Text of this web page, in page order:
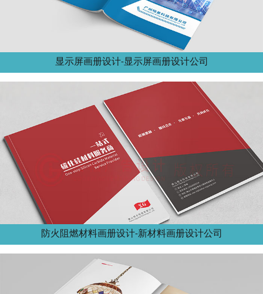
显示屏画册设计-显示屏画册设计公司
防火阻燃材料画册设计-新材料画册设计公司